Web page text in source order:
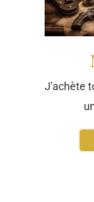
J'achète